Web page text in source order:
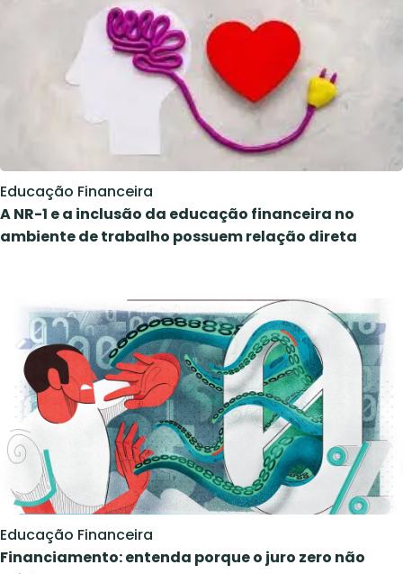
Educação Financeira
A NR-1 e a inclusão da educação financeira no
ambiente de trabalho possuem relação direta
Educação Financeira
Financiamento: entenda porque o juro zero não